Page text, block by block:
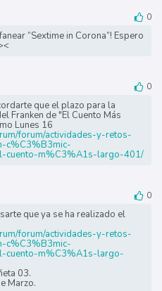
0
“Sextime in Corona”! Espero
0
que el plazo para la
Franken de "El Cuento Más
Lunes 16
forum/actividades-y-retos-
c%C3%B3mic-
cuento-m%C3%A1s-largo-401/
0
que ya se ha realizado el
forum/actividades-y-retos-
c%C3%B3mic-
cuento-m%C3%A1s-largo-
03.
Marzo.